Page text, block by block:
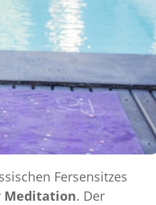
Fersensitzes
Meditation. Der